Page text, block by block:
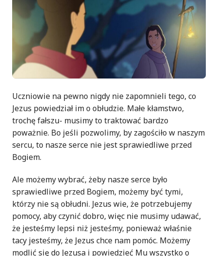
Uczniowie na pewno nigdy nie zapomnieli tego, co
Jezus powiedział im o obłudzie. Małe kłamstwo,
trochę fałszu- musimy to traktować bardzo
poważnie. Bo jeśli pozwolimy, by zagościło w naszym
sercu, to nasze serce nie jest sprawiedliwe przed
Bogiem.
Ale możemy wybrać, żeby nasze serce było
sprawiedliwe przed Bogiem, możemy być tymi,
którzy nie są obłudni. Jezus wie, że potrzebujemy
pomocy, aby czynić dobro, więc nie musimy udawać,
że jesteśmy lepsi niż jesteśmy, ponieważ właśnie
tacy jesteśmy, że Jezus chce nam pomóc. Możemy
modlić się do Jezusa i powiedzieć Mu wszystko o